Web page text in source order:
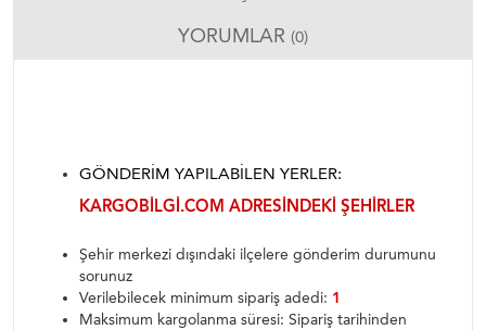
YORUMLAR (0)
GÖNDERIM YAPILABILEN YERLER:
KARGOBILGI.COM ADRESINDEKI ŞEHIRLER
Şehir merkezi dışındaki ilçelere gönderim durumunu
sorunuz
Verilebilecek minimum sipariş adedi: 1
Maksimum kargolanma süresi: Sipariş tarihinden